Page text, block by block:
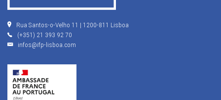
Rua Santos-o-Velho 11 | 1200-811 Lisboa
(+351) 21 393 92 70
infos@ifp-lisboa.com